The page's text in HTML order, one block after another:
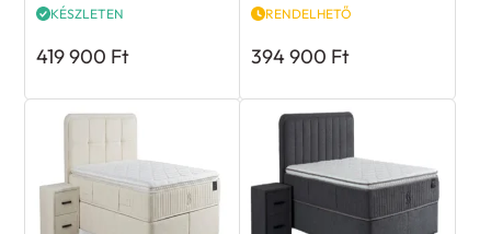
KÉSZLETEN
419 900 Ft
RENDELHETŐ
394 900 Ft